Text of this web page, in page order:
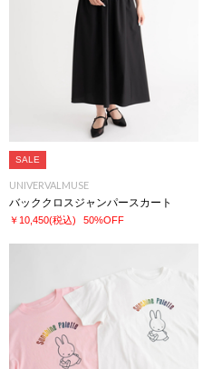
SALE
UNIVERVALMUSE
バッククロスジャンパースカート
￥10,450(税込) 50%OFF